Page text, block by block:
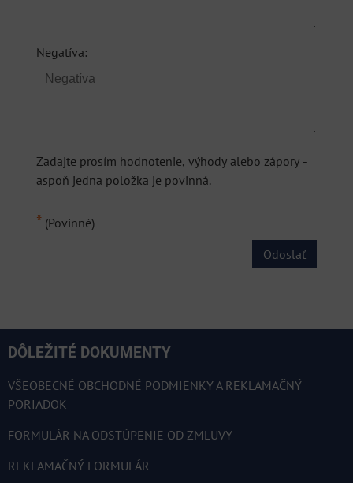
Negatíva:
Zadajte prosím hodnotenie, výhody alebo zápory -
aspoň jedna položka je povinná.
* (Povinné)
Odoslať
DÔLEŽITÉ DOKUMENTY
VŠEOBECNÉ OBCHODNÉ PODMIENKY A REKLAMAČNÝ
PORIADOK
FORMULÁR NA ODSTÚPENIE OD ZMLUVY
REKLAMAČNÝ FORMULÁR